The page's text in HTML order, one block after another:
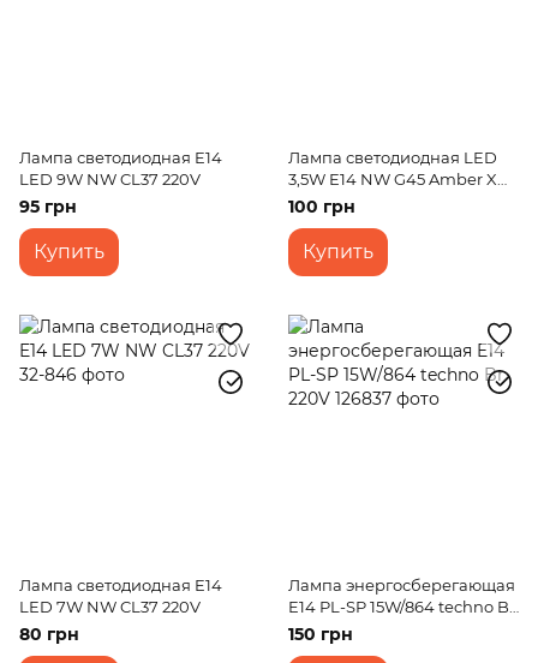
Лампа светодиодная E14
LED 9W NW CL37 220V
95 грн
Купить
Лампа светодиодная LED
3,5W E14 NW G45 Amber XN
220V
100 грн
Купить
Лампа светодиодная E14
LED 7W NW CL37 220V
80 грн
Лампа энергосберегающая
E14 PL-SP 15W/864 techno Br
220V
150 грн